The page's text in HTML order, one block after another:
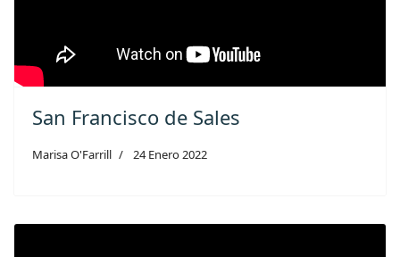
San Francisco de Sales
Marisa O'Farrill 24 Enero 2022